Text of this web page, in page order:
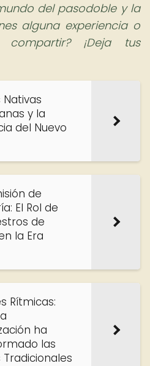
del pasodoble y la
alguna experiencia o
¡Deja tus
Nativas
y la
del Nuevo
de
El Rol de
de
la Era
Rítmicas:
ha
las
Tradicionales